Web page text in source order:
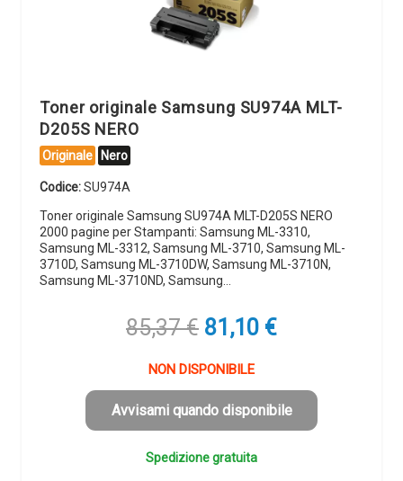
Toner originale Samsung SU974A MLT-
D205S NERO
Originale Nero
Codice:SU974A
Toner originale Samsung SU974A MLT-D205S NERO
2000 pagine per Stampanti: Samsung ML-3310,
Samsung ML-3312, Samsung ML-3710, Samsung ML-
3710D, Samsung ML-3710DW, Samsung ML-3710N,
Samsung ML-3710ND, Samsung…
85,37€ Il
prezzo
originale
era:
85,37 €.
81,10 €Il
è:
81,10 €.
NON DISPONIBILE
Avvisami quando disponibile
Spedizione gratuita